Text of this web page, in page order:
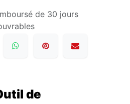
de 30 jours
de